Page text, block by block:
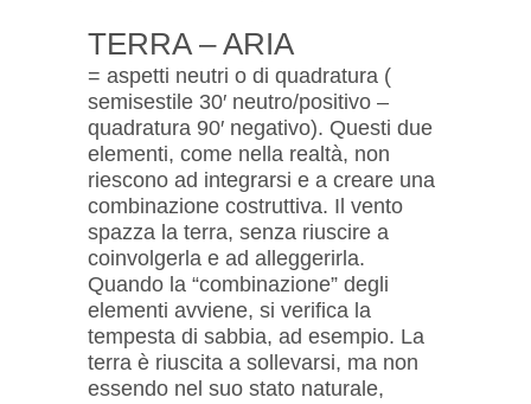
TERRA – ARIA
= aspetti neutri o di quadratura (
semisestile 30′ neutro/positivo –
quadratura 90′ negativo). Questi due
elementi, come nella realtà, non
riescono ad integrarsi e a creare una
combinazione costruttiva. Il vento
spazza la terra, senza riuscire a
coinvolgerla e ad alleggerirla.
Quando la “combinazione” degli
elementi avviene, si verifica la
tempesta di sabbia, ad esempio. La
terra è riuscita a sollevarsi, ma non
essendo nel suo stato naturale,